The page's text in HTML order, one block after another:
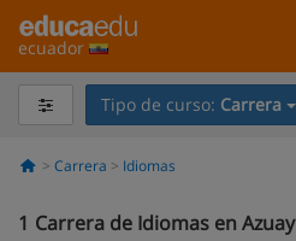
ecuador
Tipo de curso: Carrera
Carrera Idiomas
1 Carrera de Idiomas en Azuay